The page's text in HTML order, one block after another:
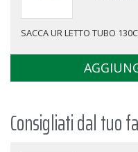
SACCA UR LETTO TUBO
Consigliati dal tuo